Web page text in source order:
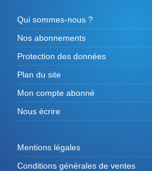
Qui sommes-nous ?
Nos abonnements
Protection des données
Plan du site
Mon compte abonné
Nous écrire
Mentions légales
Conditions générales de ventes